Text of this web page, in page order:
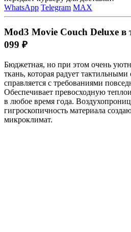
WhatsApp Telegram MAX
Mod3 Movie Couch Deluxe в
099 ₽
Бюджетная, но при этом очень
ткань, которая радует
справляется с требованиями
Обеспечивает превосходную
в любое время года.
гигроскопичность материала
микроклимат.